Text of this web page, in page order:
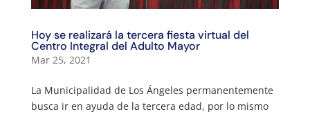
Hoy se realizará la tercera fiesta virtual del
Centro Integral del Adulto Mayor
Mar 25, 2021
La Municipalidad de Los Ángeles permanentemente
busca ir en ayuda de la tercera edad, por lo mismo